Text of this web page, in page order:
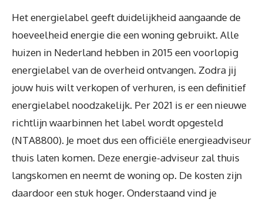
Het energielabel geeft duidelijkheid aangaande de
hoeveelheid energie die een woning gebruikt. Alle
huizen in Nederland hebben in 2015 een voorlopig
energielabel van de overheid ontvangen. Zodra jij
jouw huis wilt verkopen of verhuren, is een definitief
energielabel noodzakelijk. Per 2021 is er een nieuwe
richtlijn waarbinnen het label wordt opgesteld
(NTA8800). Je moet dus een officiële energieadviseur
thuis laten komen. Deze energie-adviseur zal thuis
langskomen en neemt de woning op. De kosten zijn
daardoor een stuk hoger. Onderstaand vind je